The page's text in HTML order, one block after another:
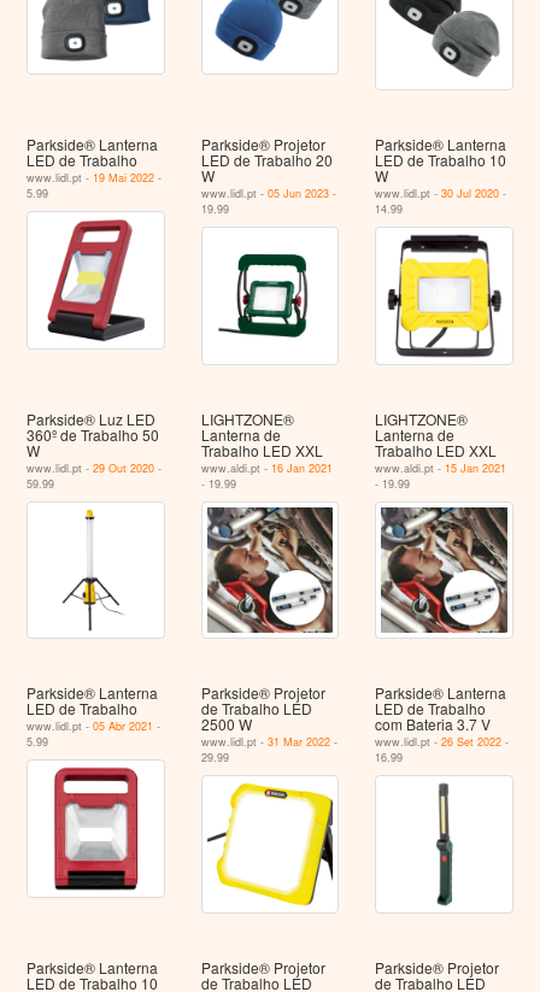
Parkside® Lanterna
LED de Trabalho
www.lidl.pt - 19 Mai 2022 -
5.99
Parkside® Projetor
LED de Trabalho 20
W
www.lidl.pt - 05 Jun 2023-
19.99
Parkside® Lanterna
LED de Trabalho 10
W
www.lidl.pt -30 Jul 2020 -
14.99
Parkside® Luz LED
360º de Trabalho 50
W
www.lidl.pt -29 Out 2020 -
59.99
LIGHTZONE®
Lanterna de
Trabalho LED XXL
www.aldi.pt - 16 Jan 2021
- 19.99
LIGHTZONE®
Lanterna de
Trabalho LED XXL
www.aldi.pt - 15 Jan 2021
- 19.99
Parkside® Lanterna
LED de Trabalho
www.lidl.pt -05 Abr 2021 -
5.99
Parkside® Projetor
de Trabalho LED
2500 W
www.lidl.pt - 31 Mar 2022-
29.99
Parkside® Lanterna
LED de Trabalho
com Bateria 3.7 V
www.lidl.pt -26 Set 2022 -
16.99
Parkside® Lanterna
LED de Trabalho 10
Parkside® Projetor
de Trabalho LED
Parkside® Projetor
de Trabalho LED